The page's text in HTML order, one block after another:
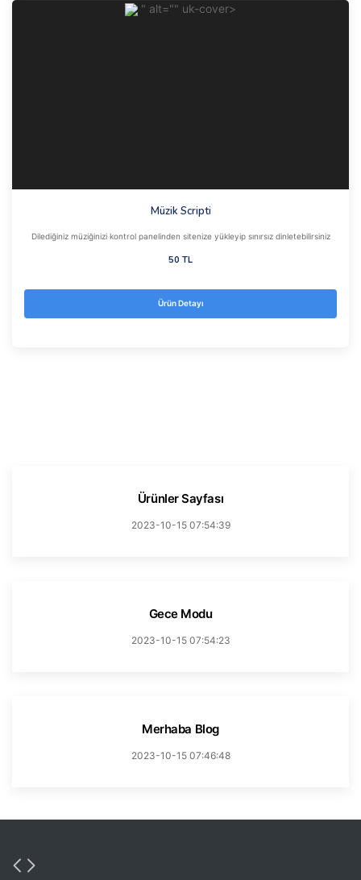
" alt="" uk-cover>
Müzik Scripti
Dilediğiniz müziğinizi kontrol panelinden sitenize yükleyip sınırsız dinletebilirsiniz
50 TL
Ürün Detayı
Ürünler Sayfası
2023-10-15 07:54:39
Gece Modu
2023-10-15 07:54:23
Merhaba Blog
2023-10-15 07:46:48